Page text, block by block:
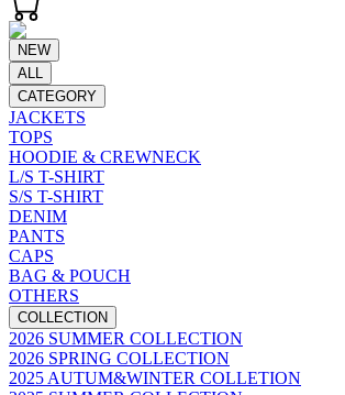
NEW
ALL
CATEGORY
JACKETS
TOPS
HOODIE & CREWNECK
L/S T-SHIRT
S/S T-SHIRT
DENIM
PANTS
CAPS
BAG & POUCH
OTHERS
COLLECTION
2026 SUMMER COLLECTION
2026 SPRING COLLECTION
2025 AUTUM&WINTER COLLETION